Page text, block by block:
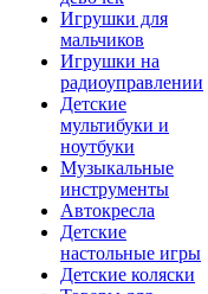
Игрушки для
мальчиков
Игрушки на
радиоуправлении
Детские
мультибуки и
ноутбуки
Музыкальные
инструменты
Автокресла
Детские
настольные игры
Детские коляски